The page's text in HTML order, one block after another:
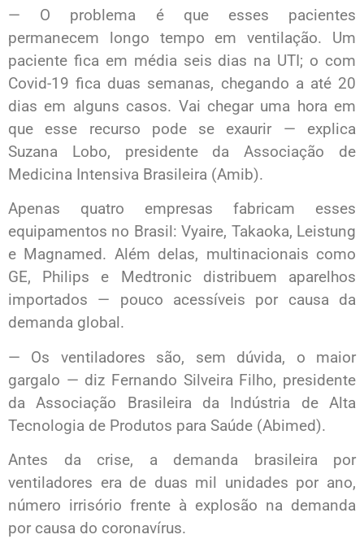
— O problema é que esses pacientes
permanecem longo tempo em ventilação. Um
paciente fica em média seis dias na UTI; o com
Covid-19 fica duas semanas, chegando a até 20
dias em alguns casos. Vai chegar uma hora em
que esse recurso pode se exaurir — explica
Suzana Lobo, presidente da Associação de
Medicina Intensiva Brasileira (Amib).
Apenas quatro empresas fabricam esses
equipamentos no Brasil: Vyaire, Takaoka, Leistung
e Magnamed. Além delas, multinacionais como
GE, Philips e Medtronic distribuem aparelhos
importados — pouco acessíveis por causa da
demanda global.
— Os ventiladores são, sem dúvida, o maior
gargalo — diz Fernando Silveira Filho, presidente
da Associação Brasileira da Indústria de Alta
Tecnologia de Produtos para Saúde (Abimed).
Antes da crise, a demanda brasileira por
ventiladores era de duas mil unidades por ano,
número irrisório frente à explosão na demanda
por causa do coronavírus.